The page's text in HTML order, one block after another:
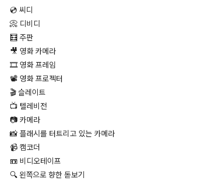
💿 씨디
📀 디비디
🧮 주판
🎥 영화 카메라
🎞 영화 프레임
📽 영화 프로젝터
🎬 슬레이트
📺 텔레비전
📷 카메라
📸 플래시를 터트리고 있는 카메라
📹 캠코더
📼 비디오테이프
🔍 왼쪽으로 향한 돋보기